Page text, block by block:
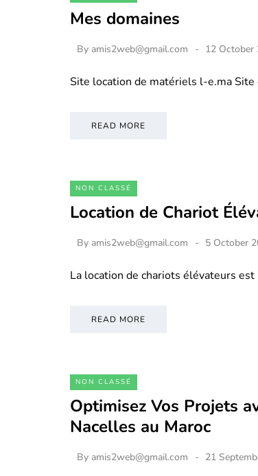
Mes domaines
By amis2web@gmail.com 12 October
Site location de matériels l-e.ma
READ MORE
NON CLASSÉ
Location de Chariot
By amis2web@gmail.com 5 October
La location de chariots élévateurs
READ MORE
NON CLASSÉ
Optimisez Vos Projets
Nacelles au Maroc
By amis2web@gmail.com 21